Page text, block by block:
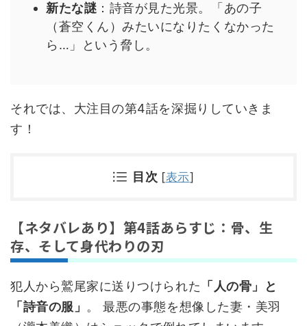
新たな謎 ：詩音が見た光景。「あの子
（蒼空くん）みたいになりたくなかった
ら…」という脅し。
それでは、大注目の第4話を深掘りしていきま
す！
目次 [表示]
【ネタバレあり】第4話あらすじ：骨、生
存、そして身代わりの刃
犯人から鷲尾家に送りつけられた 「人の骨」と
「詩音の服」 。 最悪の事態を想像した妻・美羽